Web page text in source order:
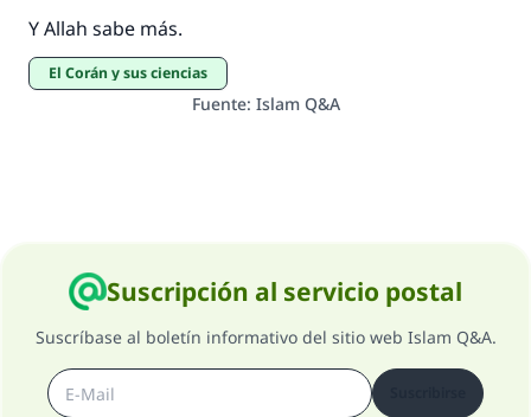
Y Allah sabe más.
El Corán y sus ciencias
Fuente: Islam Q&A
Suscripción al servicio postal
Suscríbase al boletín informativo del sitio web Islam Q&A.